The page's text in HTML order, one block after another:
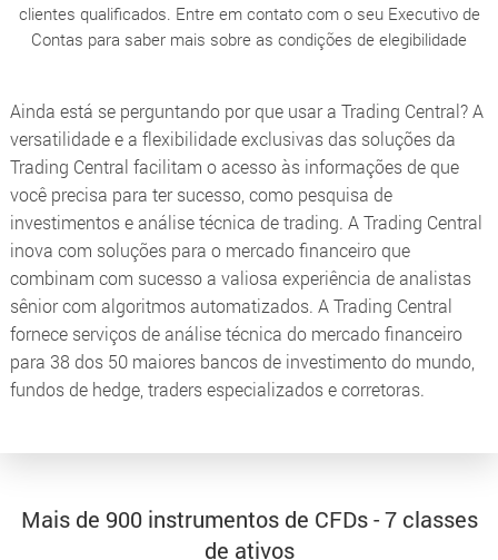
clientes qualificados. Entre em contato com o seu Executivo de
Contas para saber mais sobre as condições de elegibilidade
Ainda está se perguntando por que usar a Trading Central? A
versatilidade e a flexibilidade exclusivas das soluções da
Trading Central facilitam o acesso às informações de que
você precisa para ter sucesso, como pesquisa de
investimentos e análise técnica de trading. A Trading Central
inova com soluções para o mercado financeiro que
combinam com sucesso a valiosa experiência de analistas
sênior com algoritmos automatizados. A Trading Central
fornece serviços de análise técnica do mercado financeiro
para 38 dos 50 maiores bancos de investimento do mundo,
fundos de hedge, traders especializados e corretoras.
Mais de 900 instrumentos de CFDs - 7 classes
de ativos